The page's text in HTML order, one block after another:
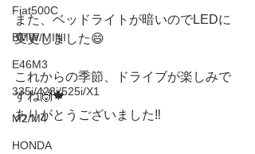
Fiat500C
BMW/MINI
E46M3
335i/428i/525i/X1
M2/M4
HONDA
また、ベッドライトが暗いのでLEDに
変更しました😄
これからの季節、ドライブが楽しみで
すね🙌🍁
ありがとうございました‼️